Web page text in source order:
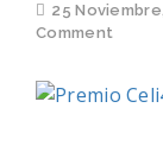
25
Comment